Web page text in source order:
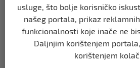
prije 2 mjeseca
USK
OBILJEŽENE 34
MJEŠTANA I 31
OSLOBOĐENJA RIPČA
usluge, što bolje korisničko
našeg portala, prikaz
funkcionalnosti koje inače ne
Daljnjim korištenjem
korištenjem